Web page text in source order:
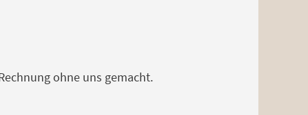
ohne uns gemacht.